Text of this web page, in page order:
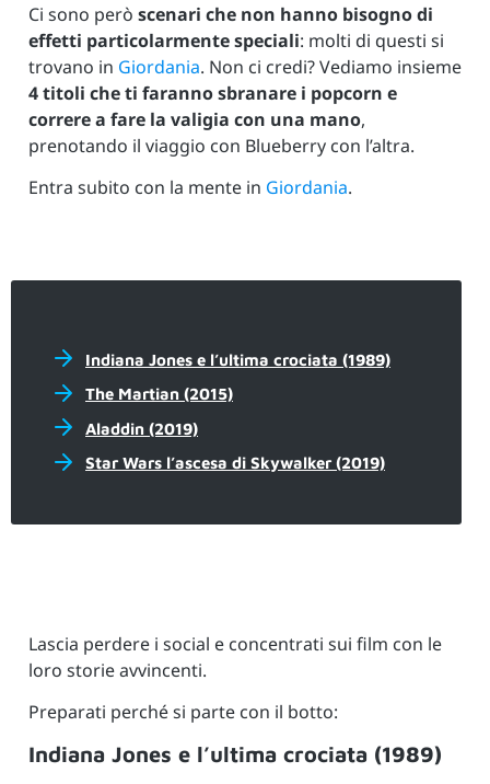
Ci sono però scenari che non hanno bisogno di
effetti particolarmente speciali: molti di questi si
trovano in Giordania. Non ci credi? Vediamo insieme
4 titoli che ti faranno sbranare i popcorn e
correre a fare la valigia con una mano,
prenotando il viaggio con Blueberry con l’altra.
Entra subito con la mente in Giordania.
Indiana Jones e l’ultima crociata (1989)
The Martian (2015)
Aladdin (2019)
Star Wars l’ascesa di Skywalker (2019)
Lascia perdere i social e concentrati sui film con le
loro storie avvincenti.
Preparati perché si parte con il botto:
Indiana Jones e l’ultima crociata (1989)